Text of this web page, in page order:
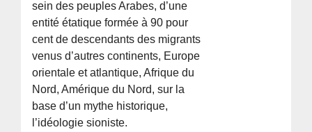
sein des peuples Arabes, d’une
entité étatique formée à 90 pour
cent de descendants des migrants
venus d’autres continents, Europe
orientale et atlantique, Afrique du
Nord, Amérique du Nord, sur la
base d’un mythe historique,
l’idéologie sioniste.